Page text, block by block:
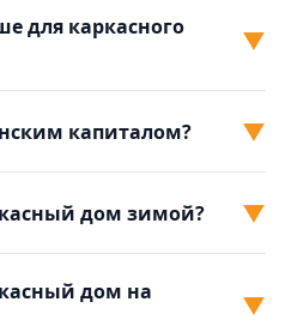
для каркасного
▼
капиталом? ▼
дом зимой? ▼
дом на
▼